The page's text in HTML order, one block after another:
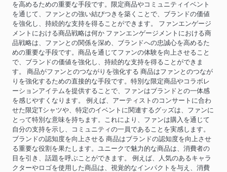
を高めるための重要な手段です。限定商品やコミュニティイベント
を通じて、ファンとの強い結びつきを築くことで、ブランドの価値
を強化し、持続的な支持を得ることができます。 ファンエンゲージ
メントにおける商品戦略は何か ファンエンゲージメントにおける商
品戦略は、ファンとの関係を深め、ブランドへの忠誠心を高めるた
めの重要な手段です。商品を通じてファンの体験を向上させること
で、ブランドの価値を強化し、持続的な支持を得ることができま
す。 商品がファンとのつながりを強化する 商品はファンとのつなが
りを強化するための直接的な手段です。特別な限定商品やコラボレ
ーションアイテムを提供することで、ファンはブランドとの一体感
を感じやすくなります。 例えば、アーティストのコンサートに合わ
せた限定Tシャツや、特定のイベントに関連するグッズは、ファンに
とって特別な意味を持ちます。これにより、ファンは購入を通じて
自分の支持を示し、コミュニティの一員であることを実感します。
ブランドの認知度を向上させる 商品はブランドの認知度を向上させ
る重要な役割を果たします。ユニークで魅力的な商品は、消費者の
目を引き、話題を呼ぶことができます。 例えば、人気のあるキャラ
クターやロゴを使用した商品は、視覚的なインパクトを与え、消費